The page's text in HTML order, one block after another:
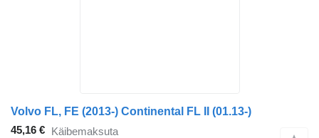
Volvo FL, FE (2013-) Continental FL II (01.13-)
45,16 € Käibemaksuta